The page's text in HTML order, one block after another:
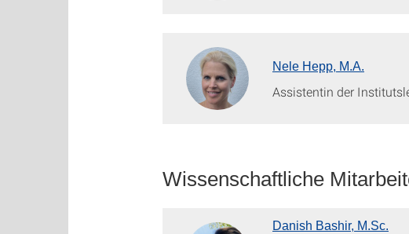
Nele Hepp, M.A.
Assistentin der
Wissenschaftliche
Danish Bashir, M.Sc.